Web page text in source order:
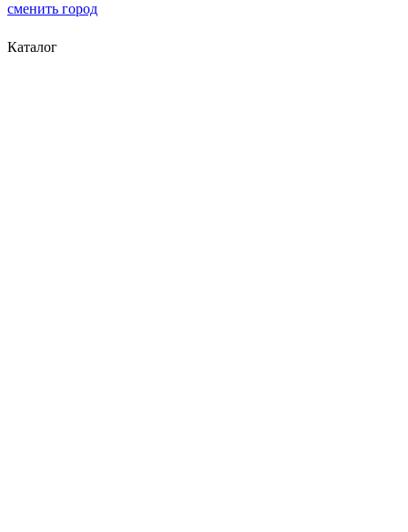
сменить город
Каталог